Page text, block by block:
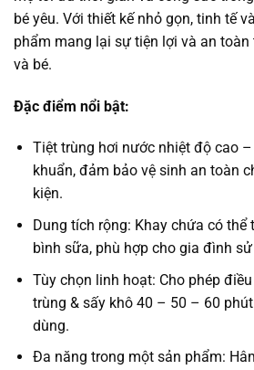
bé yêu. Với thiết kế nhỏ gọn, tinh tế
phẩm mang lại sự tiện lợi và an
và bé.
Đặc điểm nổi bật:
Tiệt trùng hơi nước nhiệt độ cao
khuẩn, đảm bảo vệ sinh an toàn
kiện.
Dung tích rộng: Khay chứa có
bình sữa, phù hợp cho gia đình
Tùy chọn linh hoạt: Cho phép
trùng & sấy khô 40 – 50 – 60
dùng.
Đa năng trong một sản phẩm: